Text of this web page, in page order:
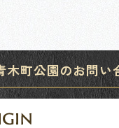
木町公園のお問い